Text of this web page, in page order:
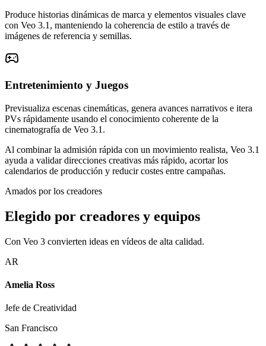
Produce historias dinámicas de marca y elementos visuales clave
con Veo 3.1, manteniendo la coherencia de estilo a través de
imágenes de referencia y semillas.
Entretenimiento y Juegos
Previsualiza escenas cinemáticas, genera avances narrativos e itera
PVs rápidamente usando el conocimiento coherente de la
cinematografía de Veo 3.1.
Al combinar la admisión rápida con un movimiento realista, Veo 3.1
ayuda a validar direcciones creativas más rápido, acortar los
calendarios de producción y reducir costes entre campañas.
Amados por los creadores
Elegido por creadores y equipos
Con Veo 3 convierten ideas en vídeos de alta calidad.
AR
Amelia Ross
Jefe de Creatividad
San Francisco